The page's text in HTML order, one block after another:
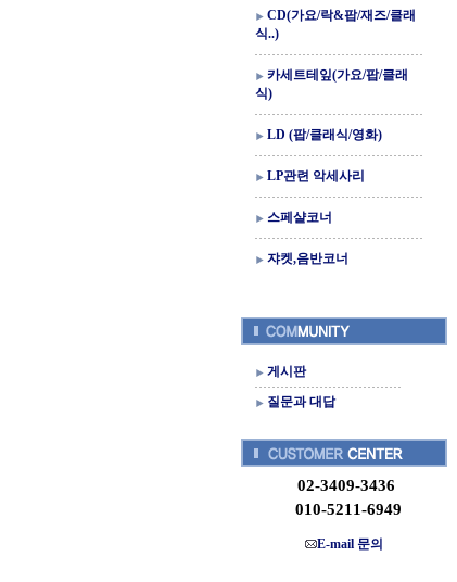
CD(가요/락&팝/재즈/클래
식..)
카세트테잎(가요/팝/클래
식)
LD (팝/클래식/영화)
LP관련 악세사리
스페샬코너
쟈켓,음반코너
게시판
질문과 대답
02-3409-3436
010-5211-6949
E-mail 문의